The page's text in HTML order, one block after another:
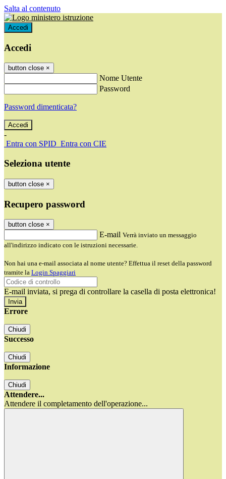
Salta al contenuto
Accedi
Accedi
button close ×
Nome Utente
Password
Password dimenticata?
-
Entra con SPID Entra con CIE
Seleziona utente
button close ×
Recupero password
button close ×
E-mail Verrà inviato un messaggio
all'indirizzo indicato con le istruzioni necessarie.
Non hai una e-mail associata al nome utente? Effettua il reset della password
tramite la Login Spaggiari
E-mail inviata, si prega di controllare la casella di posta elettronica!
Errore
Chiudi
Successo
Chiudi
Informazione
Chiudi
Attendere...
Attendere il completamento dell'operazione...